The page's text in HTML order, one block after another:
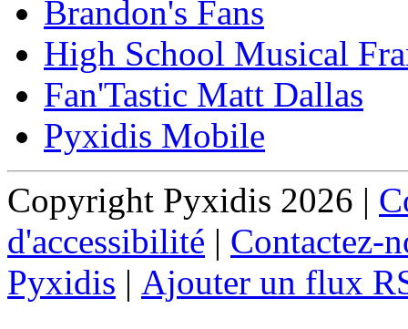
Brandon's Fans
High School Musical
Fan'Tastic Matt Dallas
Pyxidis Mobile
Copyright Pyxidis 2026 |
d'accessibilité | Contactez-
Pyxidis | Ajouter un flux